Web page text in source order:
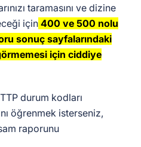
taramasını ve dizine
için 400 ve 500 nolu
sonuç sayfalarındaki
için ciddiye
durum kodları
öğrenmek isterseniz,
raporunu